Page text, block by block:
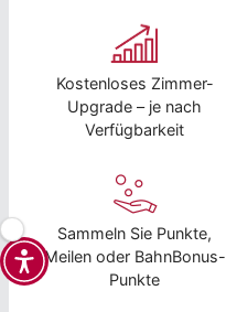
Kostenloses Zimmer-
Upgrade – je nach
Verfügbarkeit
Sammeln Sie Punkte,
Meilen oder BahnBonus-
Punkte